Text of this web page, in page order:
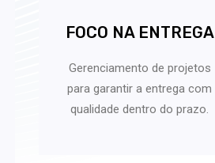
FOCO NA ENTREGA
Gerenciamento de projetos
para garantir a entrega com
qualidade dentro do prazo.